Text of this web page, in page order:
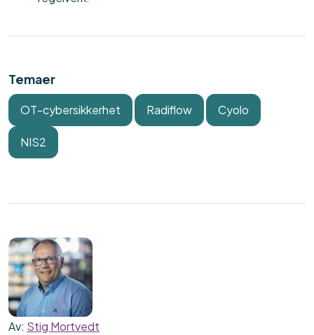
Temaer
OT-cybersikkerhet Radiflow Cyolo
NIS2
Av: Stig Mortvedt